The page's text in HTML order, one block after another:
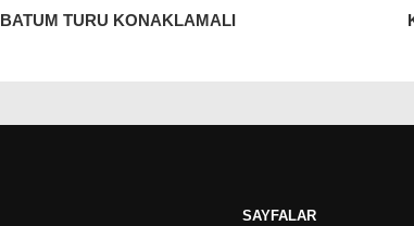
BATUM TURU KONAKLAMALI
SAYFALAR